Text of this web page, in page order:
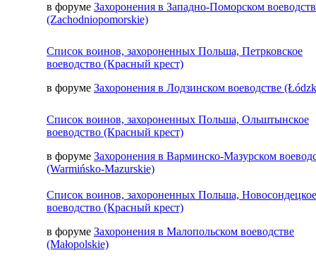
в форуме Захоронения в Западно-Поморском
(Zachodniopomorskie)
Список воинов, захороненных Польша, Петрковское
воеводство (Красный крест)
в форуме Захоронения в Лодзинском воеводстве
Список воинов, захороненных Польша, Ольштынское
воеводство (Красный крест)
в форуме Захоронения в Варминско-Мазурском
(Warmińsko-Mazurskie)
Список воинов, захороненных Польша, Новосондецкое
воеводство (Красный крест)
в форуме Захоронения в Малопольском воеводстве
(Małopolskie)